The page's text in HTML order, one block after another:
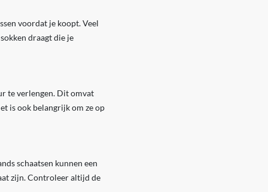
voordat je koopt. Veel
draagt die je
te verlengen. Dit omvat
is ook belangrijk om ze op
schaatsen kunnen een
zijn. Controleer altijd de